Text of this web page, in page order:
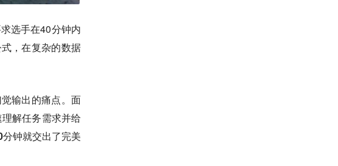
选手在40分钟内
，在复杂的数据
输出的痛点。面
解任务需求并给
钟就交出了完美